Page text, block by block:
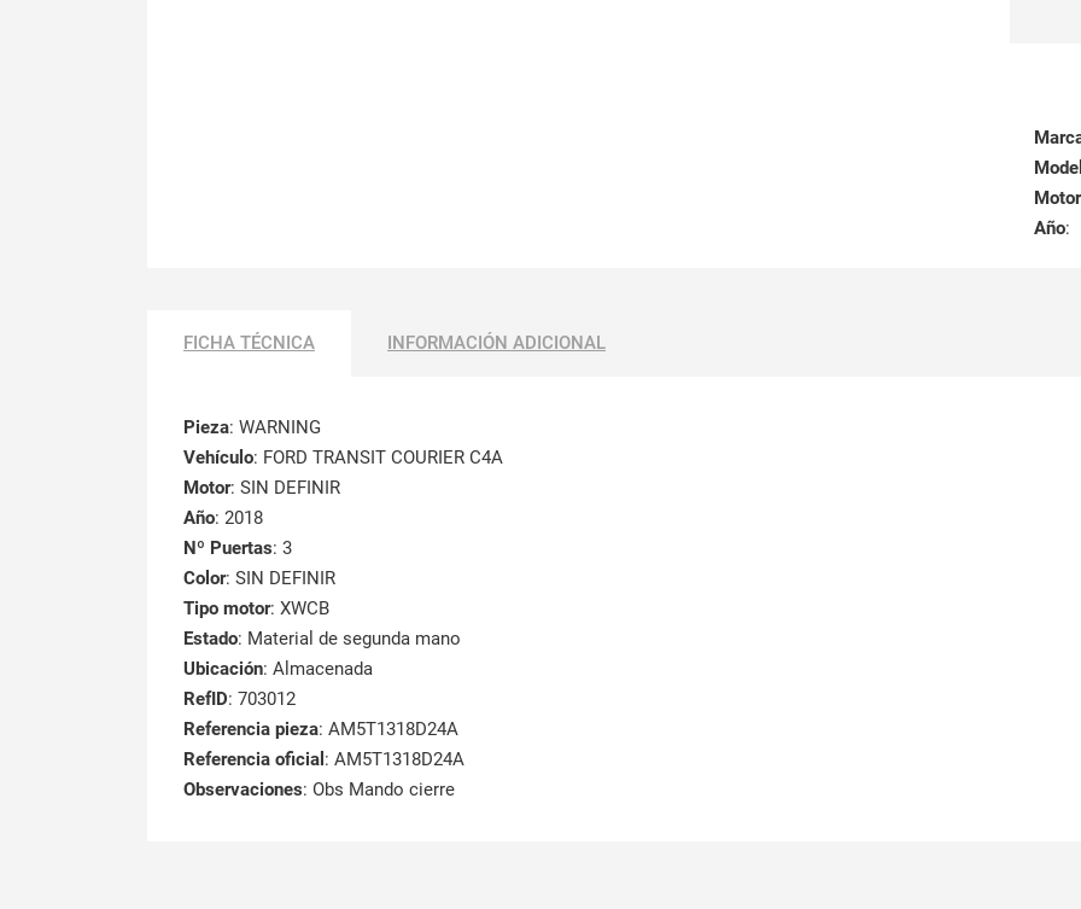
Motor
Año:
FICHA TÉCNICA INFORMACIÓN ADICIONAL
Pieza: WARNING
Vehículo: FORD TRANSIT COURIER C4A
Motor: SIN DEFINIR
Año: 2018
Nº Puertas: 3
Color: SIN DEFINIR
Tipo motor: XWCB
Estado: Material de segunda mano
Ubicación: Almacenada
RefID: 703012
Referencia pieza: AM5T1318D24A
Referencia oficial : AM5T1318D24A
Observaciones: Obs Mando cierre